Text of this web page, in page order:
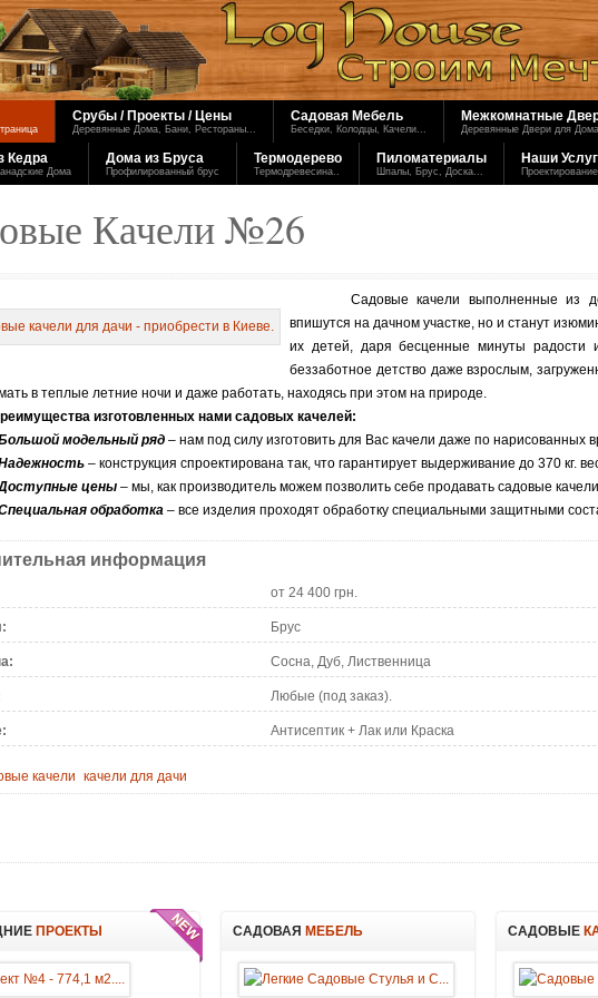
Срубы / Проекты / Цены
Деревянные Дома, Бани, Рестораны...
Садовая Мебель
Беседки, Колодцы, Качели...
Межкомнатные
Деревянные Двери для Дома
Кедра
Дома
Дома из Бруса
Профилированный брус
Термодерево
Термодревесина..
Пиломатериалы
Шпалы, Брус, Доска...
Наши
Качели №26
Садовые качели выполненные из
впишутся на дачном участке, но и станут
их детей, даря бесценные минуты радости
беззаботное детство даже взрослым,
в теплые летние ночи и даже работать, находясь при этом на природе.
изготовленных нами садовых качелей:
модельный ряд – нам под силу изготовить для Вас качели даже по нарисованных
– конструкция спроектирована так, что гарантирует выдерживание до 370 кг.
цены – мы, как производитель можем позволить себе продавать садовые
обработка – все изделия проходят обработку специальными защитными
информация
от 24 400 грн.
Брус
Сосна, Дуб, Лиственница
Любые (под заказ).
Антисептик + Лак или Краска
качели качели для дачи
ПРОЕКТЫ САДОВАЯ МЕБЕЛЬ САДОВЫЕ